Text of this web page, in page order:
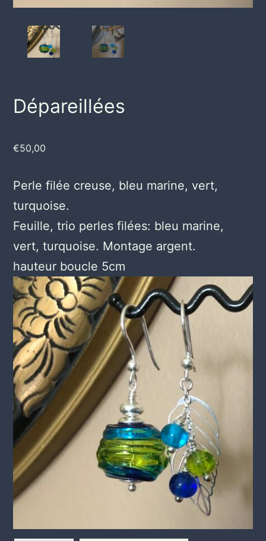
Dépareillées
€50,00
Perle filée creuse, bleu marine, vert,
turquoise.
Feuille, trio perles filées: bleu marine,
vert, turquoise. Montage argent.
hauteur boucle 5cm